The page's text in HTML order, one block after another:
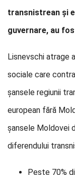
transnistrean și
guvernare, au
Lisnevschi atrage
sociale care
șansele regiunii
european fără
șansele Moldovei
diferendului
Peste 70%